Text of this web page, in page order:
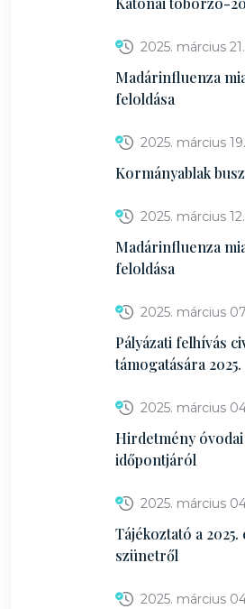
2025. március 21.
Madárinfluenza
feloldása
2025. március 19.
Kormányablak
2025. március 12.
Madárinfluenza
feloldása
2025. március
Pályázati felhívás
támogatására 2025.
2025. március
Hirdetmény
időpontjáról
2025. március
Tájékoztató a
szünetről
2025. március